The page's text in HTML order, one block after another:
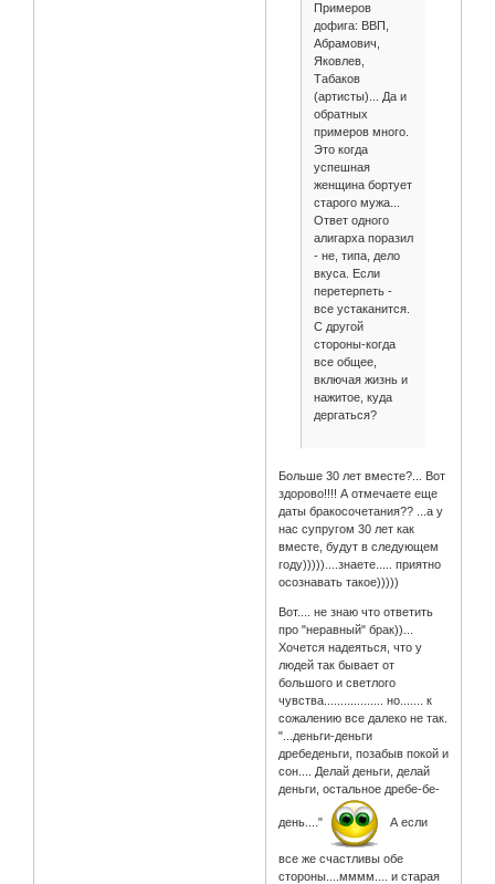
Примеров
дофига: ВВП,
Абрамович,
Яковлев,
Табаков
(артисты)... Да и
обратных
примеров много.
Это когда
успешная
женщина бортует
старого мужа...
Ответ одного
алигарха поразил
- не, типа, дело
вкуса. Если
перетерпеть -
все устаканится.
С другой
стороны-когда
все общее,
включая жизнь и
нажитое, куда
дергаться?
Больше 30 лет вместе?... Вот
здорово!!!! А отмечаете еще
даты бракосочетания?? ...а у
нас супругом 30 лет как
вместе, будут в следующем
году)))))....знаете..... приятно
осознавать такое)))))
Вот.... не знаю что ответить
про "неравный" брак))...
Хочется надеяться, что у
людей так бывает от
большого и светлого
чувства.................. но....... к
сожалению все далеко не так.
"...деньги-деньги
дребеденьги, позабыв покой и
сон.... Делай деньги, делай
деньги, остальное дребе-бе-
день...." А если
все же счастливы обе
стороны....мммм.... и старая